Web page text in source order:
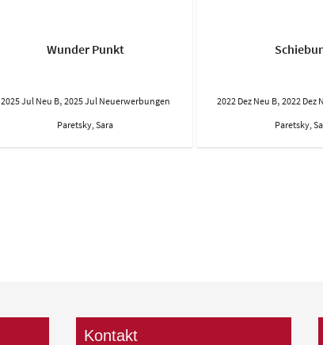
Wunder Punkt
2025 Jul Neu B, 2025 Jul Neuerwerbungen
Paretsky, Sara
2022 Dez Neu B, 2022 Dez
Paretsky,
Kontakt